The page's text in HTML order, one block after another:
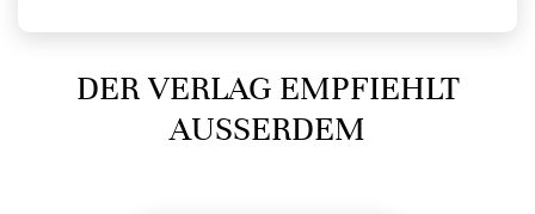
DER VERLAG EMPFIEHLT
AUSSERDEM